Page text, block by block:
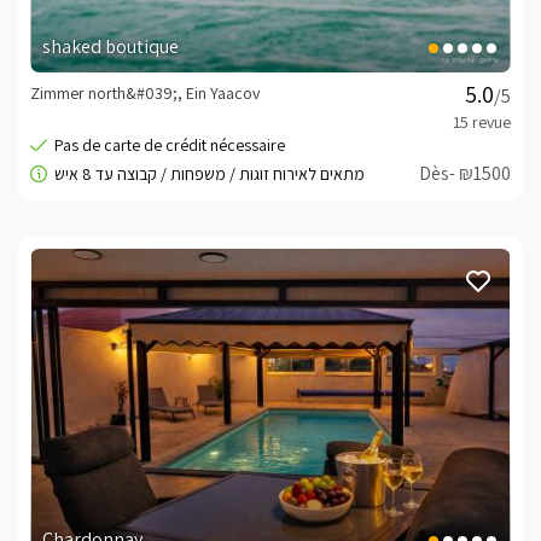
Emplacement
L'environnement complexe, il ya un large éventail
d'activités passionnantes et attractions telles que
l'équitation, des sentiers de randonnée, des excursions
en jeep, restaurants de qualité chef, des parcs
une information important
:La communauté religieuseLa synagogue est située à
proximité, snacks kosher, plats kasher, Mikveh dans le
moshav.Vous pouvez fournir Plata Saturday et samovar.*
Le petit-déjeuner ne comprend pas, peut être
commandé moyennant des frais supplémentaires et à
l'avance avec le propriétaire du complexe.
Booking Conditions - cliquez ici
shaked boutique
/5
Zimmer north&#039;, Ein Yaacov
Dès- ₪1500